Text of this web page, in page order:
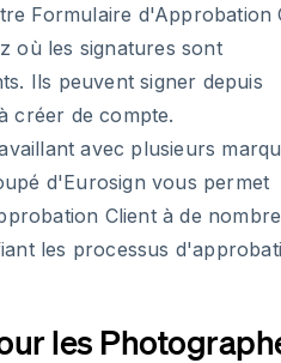
Formulaire d'Approbation
où les signatures sont
Ils peuvent signer depuis
créer de compte.
avec plusieurs
d'Eurosign vous permet
Client à de
les processus
les